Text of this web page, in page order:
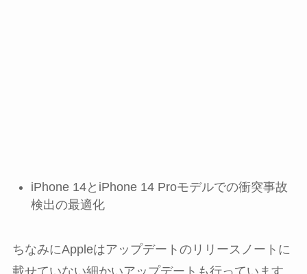
iPhone 14とiPhone 14 Proモデルでの衝突事故
検出の最適化
ちなみにAppleはアップデートのリリースノートに